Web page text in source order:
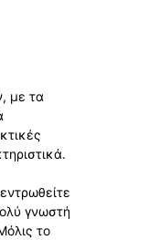
με τα
γνωστή
το